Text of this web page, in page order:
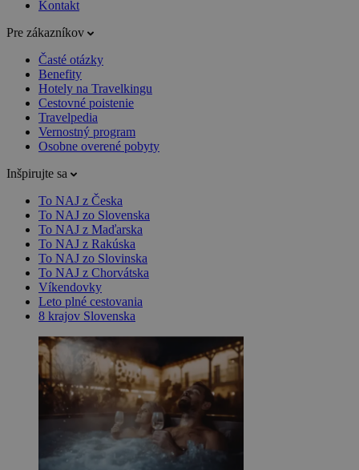
Kontakt
Pre zákazníkov
Časté otázky
Benefity
Hotely na Travelkingu
Cestovné poistenie
Travelpedia
Vernostný program
Osobne overené pobyty
Inšpirujte sa
To NAJ z Česka
To NAJ zo Slovenska
To NAJ z Maďarska
To NAJ z Rakúska
To NAJ zo Slovinska
To NAJ z Chorvátska
Víkendovky
Leto plné cestovania
8 krajov Slovenska